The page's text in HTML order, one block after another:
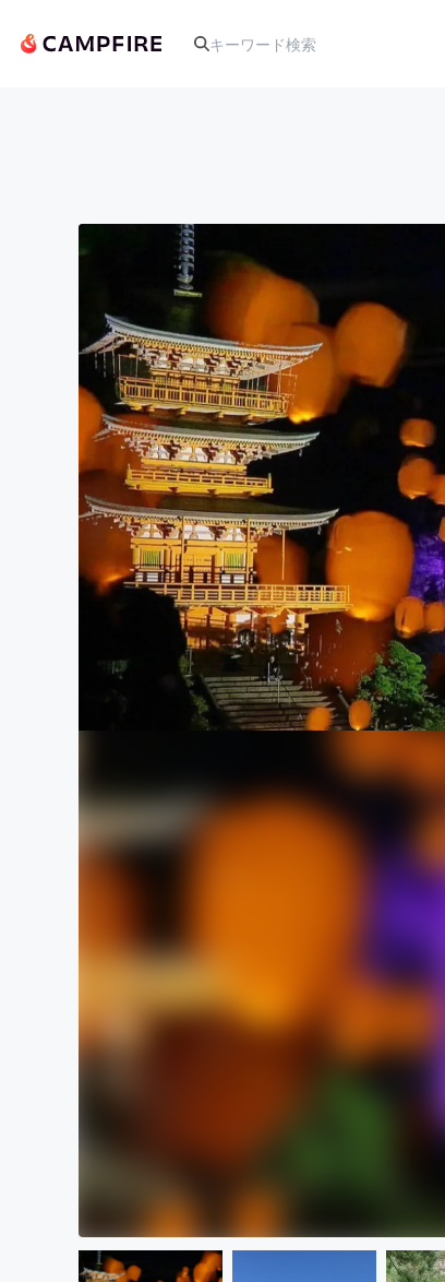
アート・写真
テクノロジー・ガジェット
映像・映画
ビジネス・起業
まちづくり・地域活性化